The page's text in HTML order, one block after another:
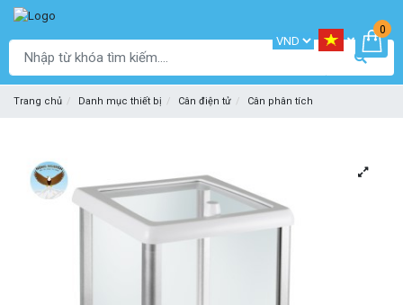
0
Trang chủ Danh mục thiết bị Cân điện tử Cân phân tích